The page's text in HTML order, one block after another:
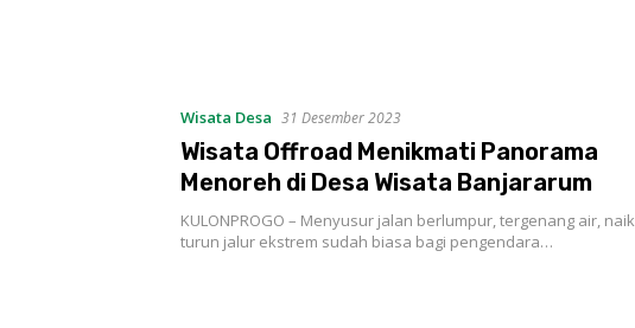
Wisata Desa 31 Desember 2023
Wisata Offroad Menikmati Panorama
Menoreh di Desa Wisata Banjararum
KULONPROGO – Menyusur jalan berlumpur, tergenang air, naik
turun jalur ekstrem sudah biasa bagi pengendara…